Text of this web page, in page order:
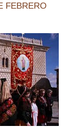
FEBRERO